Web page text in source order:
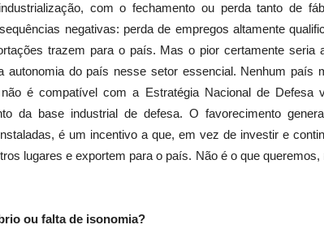
com o fechamento ou perda tanto de
negativas: perda de empregos altamente
trazem para o país. Mas o pior certamente seria
autonomia do país nesse setor essencial. Nenhum país
é compatível com a Estratégia Nacional de Defesa
da base industrial de defesa. O favorecimento
é um incentivo a que, em vez de investir e
lugares e exportem para o país. Não é o que
ou falta de isonomia?